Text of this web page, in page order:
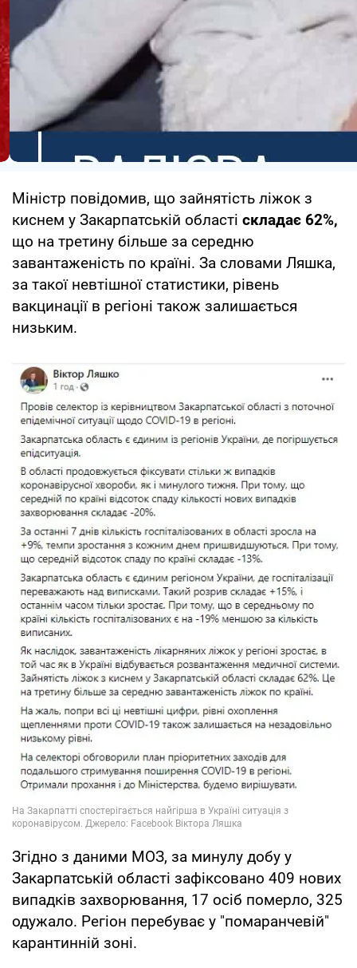
Міністр повідомив, що зайнятість ліжок з
киснем у Закарпатській області складає 62%,
що на третину більше за середню
завантаженість по країні. За словами Ляшка,
за такої невтішної статистики, рівень
вакцинації в регіоні також залишається
низьким.
Згідно з даними МОЗ, за минулу добу у
Закарпатській області зафіксовано 409 нових
випадків захворювання, 17 осіб померло, 325
одужало. Регіон перебуває у "помаранчевій"
карантинній зоні.